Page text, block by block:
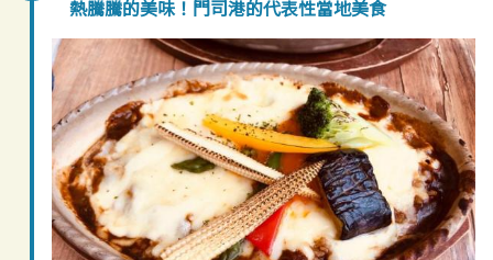
熱騰騰的美味！門司港的代表性當地美食